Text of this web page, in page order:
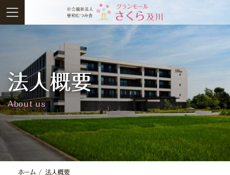
キ
ッ
プ
に
移
動
法人概要
About us
ホーム 法人概要